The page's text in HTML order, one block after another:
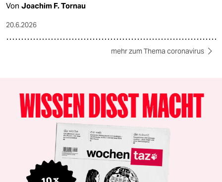
Von Joachim F. Tornau
20.6.2026
mehr zum Thema coronavirus